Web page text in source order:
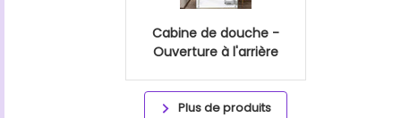
Cabine de douche -
Ouverture à l'arrière
Plus de produits